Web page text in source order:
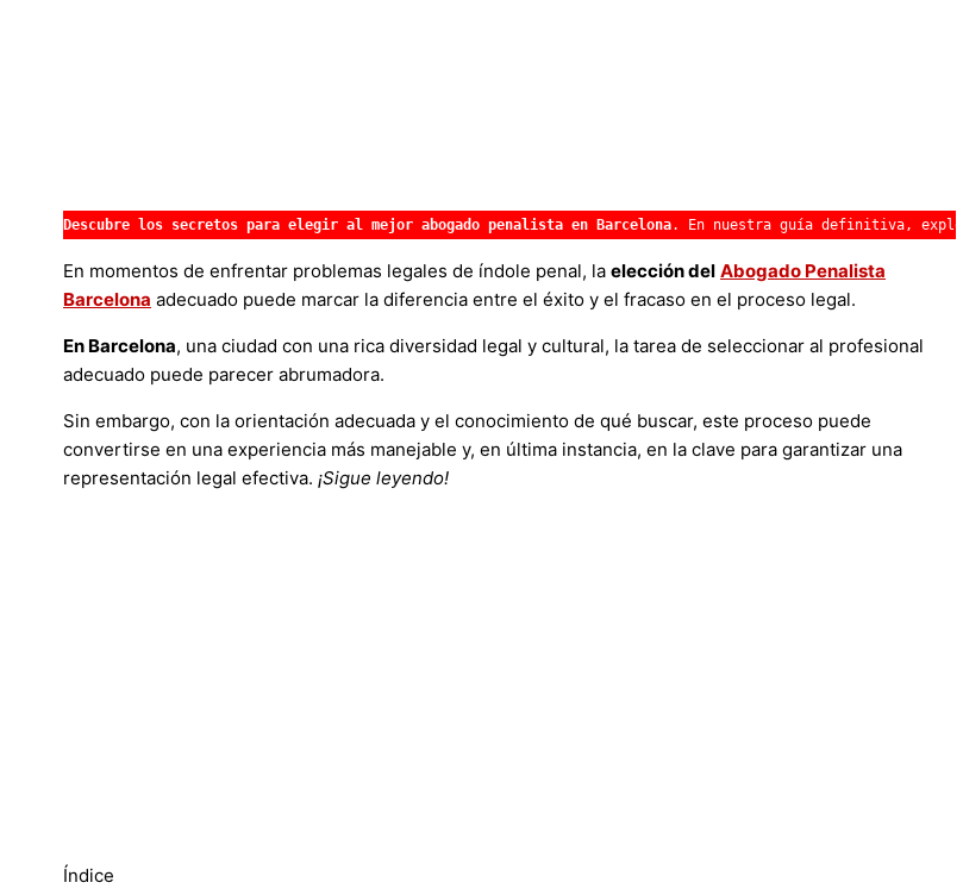
Descubre los secretos para elegir al mejor abogado penalista en Barcelona. En nuestra guía definitiva,
En momentos de enfrentar problemas legales de índole penal, la elección del Abogado Penalista
Barcelona adecuado puede marcar la diferencia entre el éxito y el fracaso en el proceso legal.
En Barcelona, una ciudad con una rica diversidad legal y cultural, la tarea de seleccionar al profesional
adecuado puede parecer abrumadora.
Sin embargo, con la orientación adecuada y el conocimiento de qué buscar, este proceso puede
convertirse en una experiencia más manejable y, en última instancia, en la clave para garantizar una
representación legal efectiva. ¡Sigue leyendo!
Índice